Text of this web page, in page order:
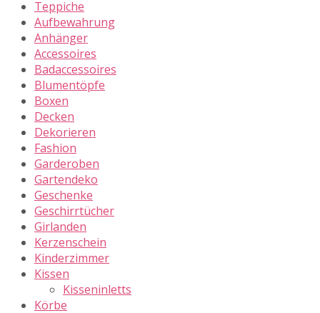
Teppiche
Aufbewahrung
Anhänger
Accessoires
Badaccessoires
Blumentöpfe
Boxen
Decken
Dekorieren
Fashion
Garderoben
Gartendeko
Geschenke
Geschirrtücher
Girlanden
Kerzenschein
Kinderzimmer
Kissen
Kisseninletts
Körbe